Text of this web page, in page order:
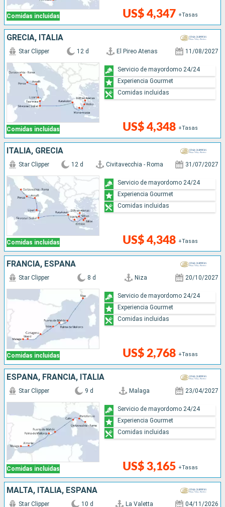
Comidas incluidas US$ 4,347 +Tasas
GRECIA, ITALIA
Comidas incluidas
Star Clipper 12 d El Pireo Atenas 11/08/2027
US$ 4,348 +Tasas
Servicio de mayordomo 24/24
Experiencia Gourmet
Comidas incluidas
ITALIA, GRECIA
Comidas incluidas
Star Clipper 12 d Civitavecchia - Roma 31/07/2027
US$ 4,348 +Tasas
Servicio de mayordomo 24/24
Experiencia Gourmet
Comidas incluidas
FRANCIA, ESPAÑA
Comidas incluidas
Star Clipper 8 d Niza 20/10/2027
US$ 2,768 +Tasas
Servicio de mayordomo 24/24
Experiencia Gourmet
Comidas incluidas
ESPAÑA, FRANCIA, ITALIA
Comidas incluidas
Star Clipper 9 d Malaga 23/04/2027
US$ 3,165 +Tasas
Servicio de mayordomo 24/24
Experiencia Gourmet
Comidas incluidas
MALTA, ITALIA, ESPAÑA
Star Clipper 10 d La Valetta 04/11/2026